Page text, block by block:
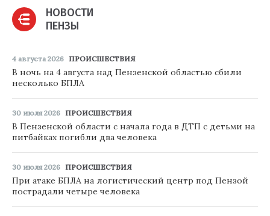
НОВОСТИ
ПЕНЗЫ
4 августа 2026 ПРОИСШЕСТВИЯ
В ночь на 4 августа над Пензенской областью сбили
несколько БПЛА
30 июля 2026 ПРОИСШЕСТВИЯ
В Пензенской области с начала года в ДТП с детьми на
питбайках погибли два человека
30 июля 2026 ПРОИСШЕСТВИЯ
При атаке БПЛА на логистический центр под Пензой
пострадали четыре человека